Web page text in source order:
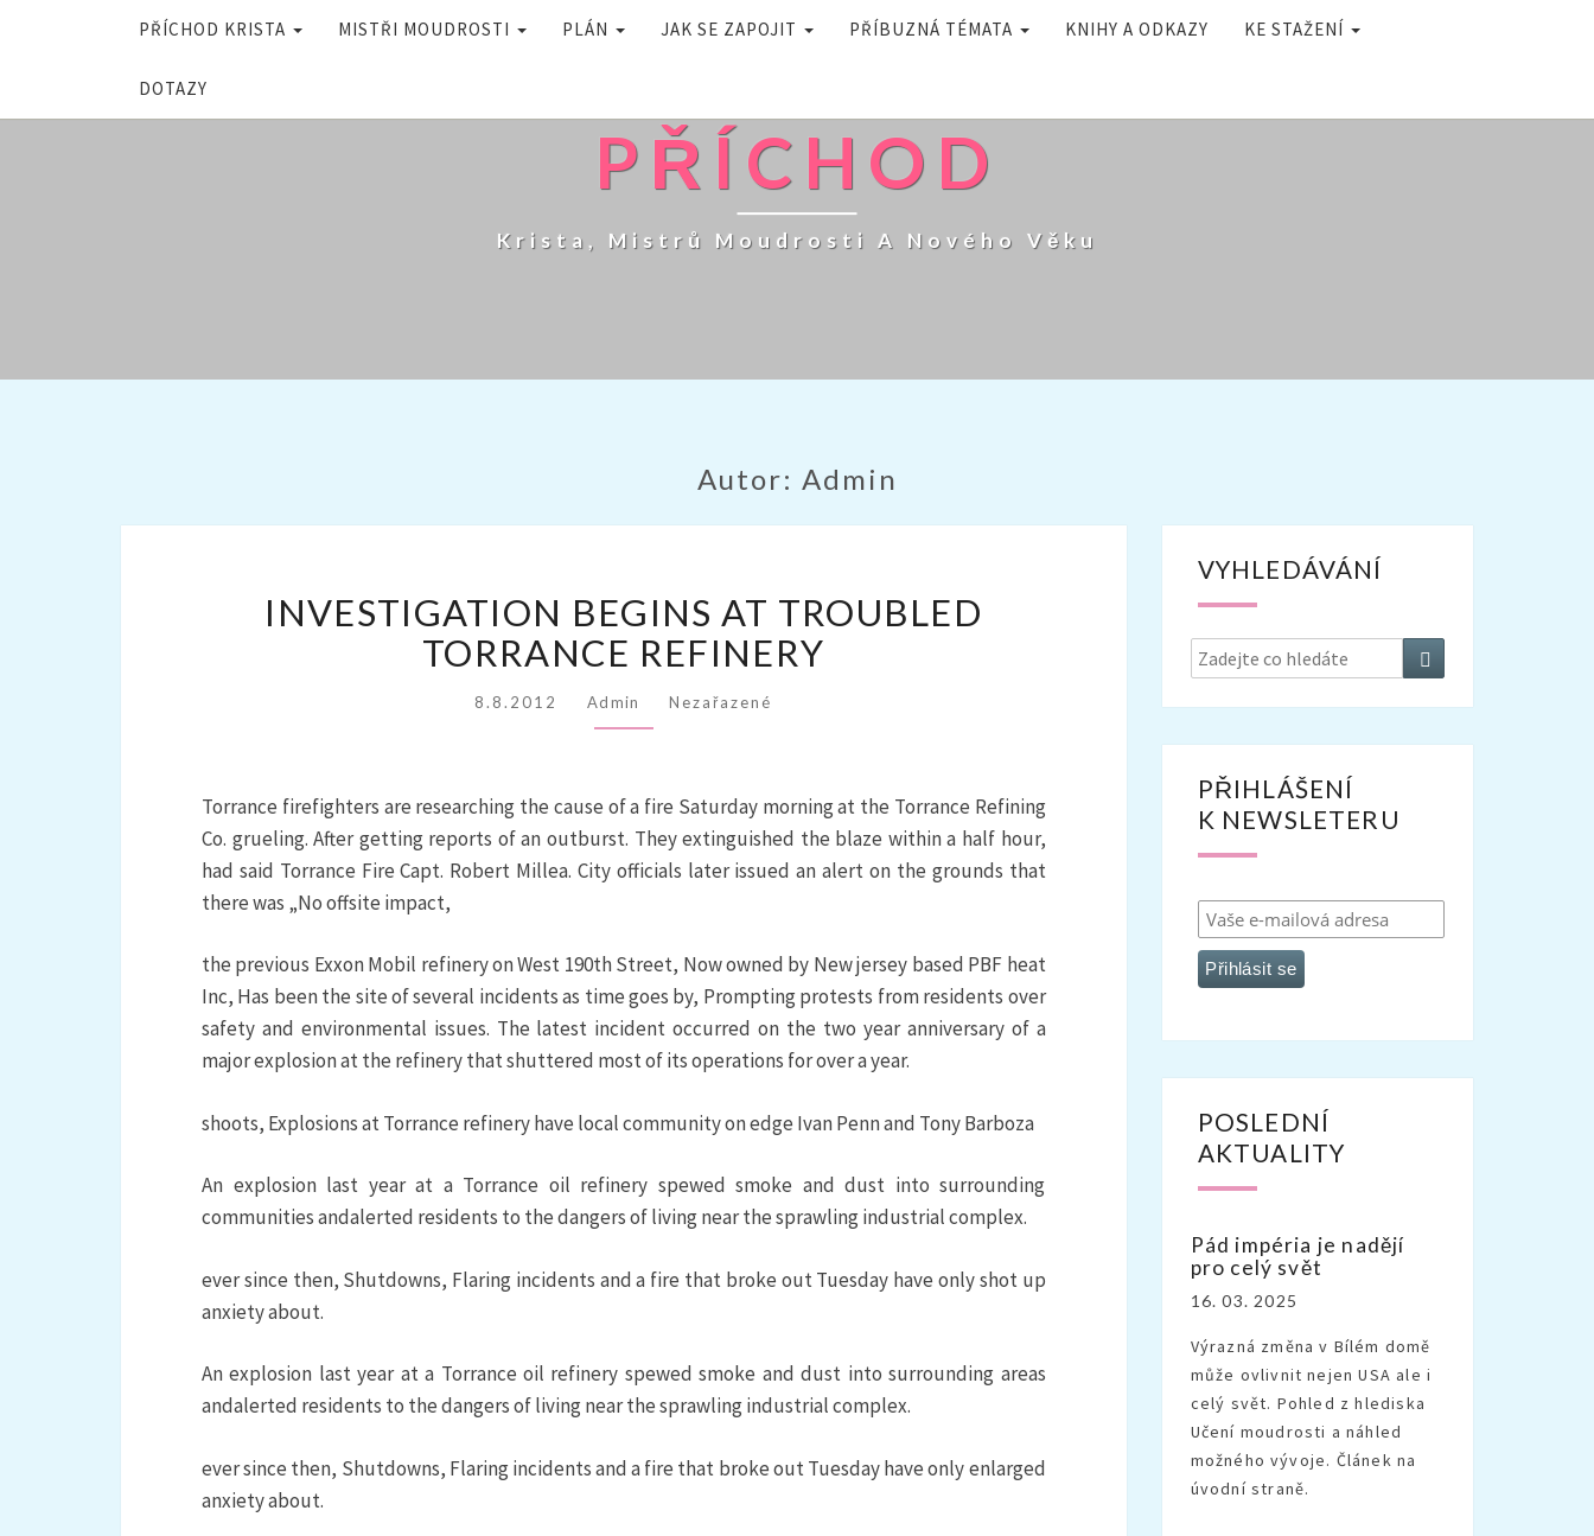
PŘÍCHOD KRISTA MISTŘI MOUDROSTI PLÁN JAK SE ZAPOJIT PŘÍBUZNÁ TÉMATA KNIHY A ODKAZY KE STAŽENÍ
DOTAZY
PŘÍCHOD
Krista, Mistrů Moudrosti A Nového Věku
Autor: Admin
BEGINS
AT
TROUBLED
TORRANCE
REFINERY
INVESTIGATION BEGINS AT TROUBLED
TORRANCE REFINERY
8.8.2012 Admin Nezařazené
Torrance firefighters are researching the cause of a fire Saturday morning at the Torrance Refining
Co. grueling. After getting reports of an outburst. They extinguished the blaze within a half hour,
had said Torrance Fire Capt. Robert Millea. City officials later issued an alert on the grounds that
there was „No offsite impact,
the previous Exxon Mobil refinery on West 190th Street, Now owned by New jersey based PBF heat
Inc, Has been the site of several incidents as time goes by, Prompting protests from residents over
safety and environmental issues. The latest incident occurred on the two year anniversary of a
major explosion at the refinery that shuttered most of its operations for over a year.
shoots, Explosions at Torrance refinery have local community on edge Ivan Penn and Tony Barboza
An explosion last year at a Torrance oil refinery spewed smoke and dust into surrounding
communities andalerted residents to the dangers of living near the sprawling industrial complex.
ever since then, Shutdowns, Flaring incidents and a fire that broke out Tuesday have only shot up
anxiety about.
An explosion last year at a Torrance oil refinery spewed smoke and dust into surrounding areas
andalerted residents to the dangers of living near the sprawling industrial complex.
ever since then, Shutdowns, Flaring incidents and a fire that broke out Tuesday have only enlarged
anxiety about.
VYHLEDÁVÁNÍ
Search
for:
Search
PŘIHLÁŠENÍ
K NEWSLETERU
POSLEDNÍ
AKTUALITY
Pád impéria je nadějí
pro celý svět
16. 03. 2025
Výrazná změna v Bílém domě
může ovlivnit nejen USA ale i
celý svět. Pohled z hlediska
Učení moudrosti a náhled
možného vývoje. Článek na
úvodní straně.